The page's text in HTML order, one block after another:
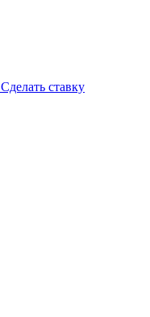
Сделать ставку